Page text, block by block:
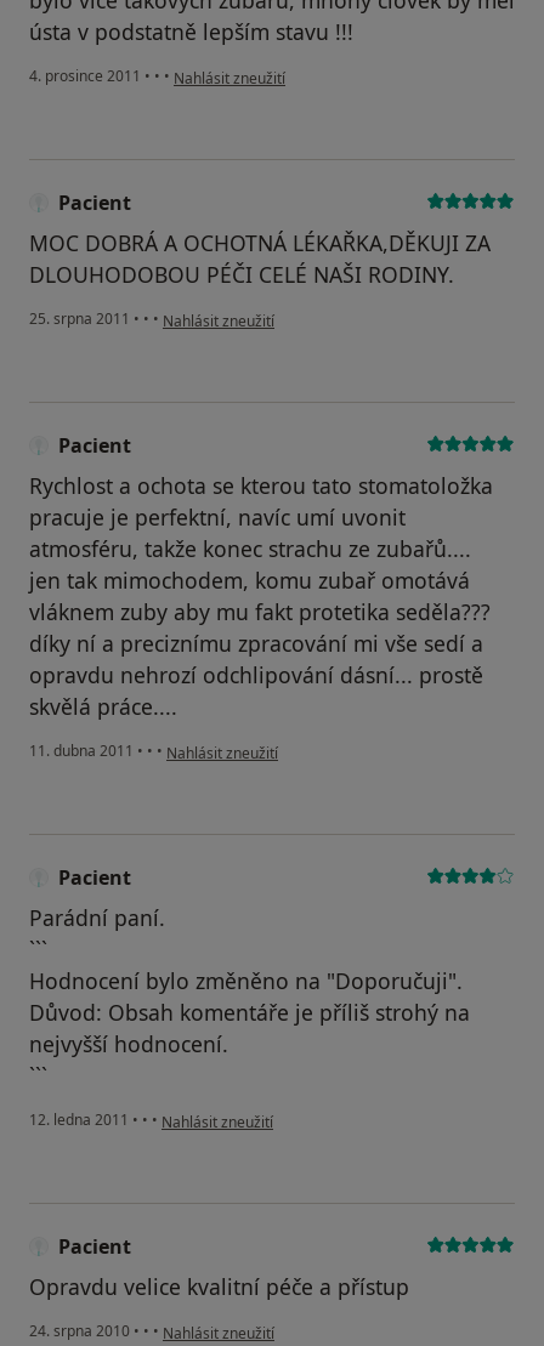
ústa v podstatně lepším stavu !!!
4. prosince 2011 • • • podle názoru uživatele Pacient
Nahlásit zneužití
Pacient
MOC DOBRÁ A OCHOTNÁ LÉKAŘKA,DĚKUJI ZA
DLOUHODOBOU PÉČI CELÉ NAŠI RODINY.
25. srpna 2011 • • • podle názoru uživatele Pacient
Nahlásit zneužití
Pacient
Rychlost a ochota se kterou tato stomatoložka
pracuje je perfektní, navíc umí uvonit
atmosféru, takže konec strachu ze zubařů....
jen tak mimochodem, komu zubař omotává
vláknem zuby aby mu fakt protetika seděla???
díky ní a preciznímu zpracování mi vše sedí a
opravdu nehrozí odchlipování dásní... prostě
skvělá práce....
11. dubna 2011 • • • podle názoru uživatele Pacient
Nahlásit zneužití
Pacient
Parádní paní.
```
Hodnocení bylo změněno na "Doporučuji".
Důvod: Obsah komentáře je příliš strohý na
nejvyšší hodnocení.
```
12. ledna 2011 • • • podle názoru uživatele Pacient
Nahlásit zneužití
Pacient
Opravdu velice kvalitní péče a přístup
24. srpna 2010 • • • podle názoru uživatele Pacient
Nahlásit zneužití